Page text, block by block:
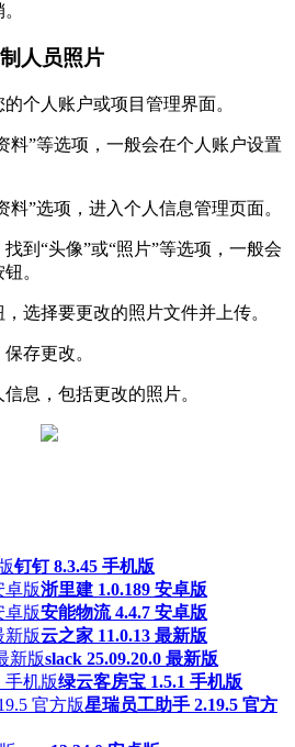
人员照片
个人账户或项目管理界面。
料”等选项，一般会在个人账户设置
料”选项，进入个人信息管理页面。
到“头像”或“照片”等选项，一般会
。
选择要更改的照片文件并上传。
存更改。
息，包括更改的照片。
钉钉 8.3.45 手机版
浙里建 1.0.189 安卓版
安能物流 4.4.7 安卓版
云之家 11.0.13 最新版
slack 25.09.20.0 最新版
绿云客房宝 1.5.1 手机版
星瑞员工助手 2.19.5 官方